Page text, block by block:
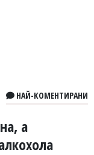
НАЙ-КОМЕНТИРАНИ
а